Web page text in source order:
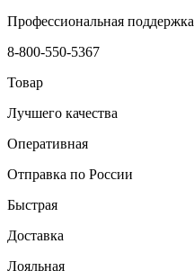
Профессиональная поддержка
8-800-550-5367
Товар
Лучшего качества
Оперативная
Отправка по России
Быстрая
Доставка
Лояльная